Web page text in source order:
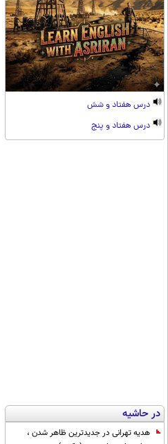
درس هفتاد و شش
درس هفتاد و پنج
در حاشیه
هدیه تهرانی در جدیدترین ظاهر شدن ،